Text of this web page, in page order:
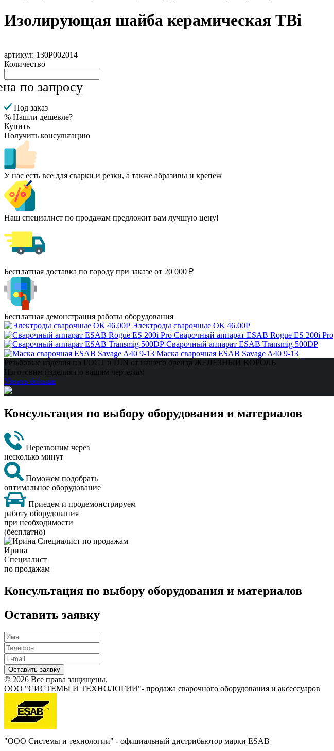
Изолирующая шайба керамическая TBi
артикул: 130P002014
Количество
по запросу
Под заказ
% Нашли дешевле?
Купить
Получить консультацию
У нас есть все для сварки и резки, а также абразивы и крепеж
Наш специалист по продажам предложит вам лучшую цену!
Бесплатная доставка по городу при заказе от 20 000 ₽
Бесплатная демонстрация работы оборудования
Электроды сварочные ОК 46.00Р
Сварочный аппарат ESAB Rogue ES 200i Pro
Сварочный аппарат ESAB Transmig 500DP
Маска сварочная ESAB Savage A40 9-13
Резьбовые изделия по ГОСТ и DIN от нашего бренда ЖЕЛЕЗНЫЙ КОРОЛЬ
Изготовим изделия по вашим чертежам
Узнать больше
Консультация по выбору оборудования и материалов
Перезвоним через
несколько минут
Поможем подобрать
оптимальное оборудование
Приедем и продемонстрируем
работу оборудования
при необходимости
(бесплатно)
Ирина
Специалист
по продажам
Консультация по выбору оборудования и материалов
Оставить заявку
Оставить заявку
© 2026 Все права защищены.
ООО "СИСТЕМЫ И ТЕХНОЛОГИИ"- продажа сварочного оборудования и аксессуаров
"ООО Системы и технологии" - официальный дистрибьютор марки ESAB